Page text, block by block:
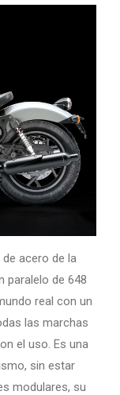
acero de la
paralelo de 648
real con un
las marchas
el uso. Es una
sin estar
modulares, su